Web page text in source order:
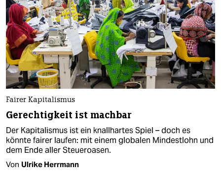
Fairer Kapitalismus
Gerechtigkeit ist machbar
Der Kapitalismus ist ein knallhartes Spiel – doch es
könnte fairer laufen: mit einem globalen Mindestlohn und
dem Ende aller Steueroasen.
Von Ulrike Herrmann